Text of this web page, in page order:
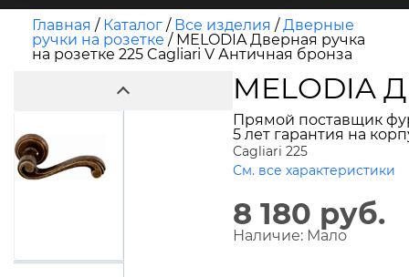
Главная / Каталог / Все изделия /Дверные
ручки на розетке / MELODIA Дверная ручка
на розетке 225 Cagliari V Античная бронза
MELODIA
Прямой поставщик
5 лет гарантия на
Cagliari 225
См. все характеристики
8 180 руб.
Наличие: Мало